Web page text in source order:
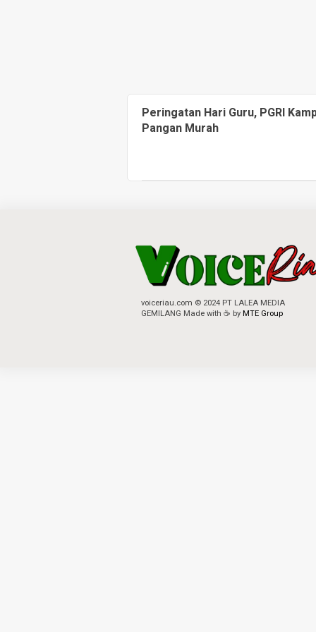
Peringatan Hari Guru, PGRI
Pangan Murah
voiceriau.com © 2024 PT LALEA MEDIA
GEMILANG Made with ☕ by MTE Group